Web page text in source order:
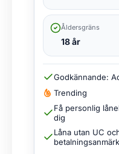
Åldersgräns
18 år
Godkännande:
Trending
Få personlig
dig
Låna utan UC